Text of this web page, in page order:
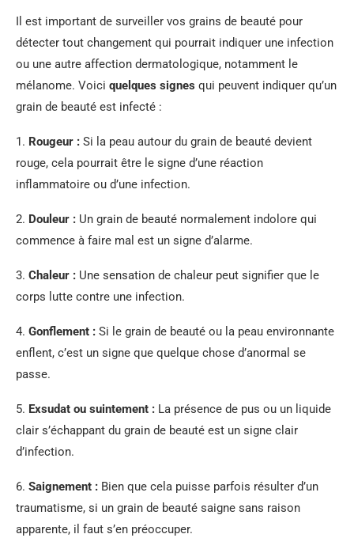
Il est important de surveiller vos grains de beauté pour
détecter tout changement qui pourrait indiquer une infection
ou une autre affection dermatologique, notamment le
mélanome. Voici quelques signes qui peuvent indiquer qu’un
grain de beauté est infecté :
1. Rougeur : Si la peau autour du grain de beauté devient
rouge, cela pourrait être le signe d’une réaction
inflammatoire ou d’une infection.
2. Douleur : Un grain de beauté normalement indolore qui
commence à faire mal est un signe d’alarme.
3. Chaleur : Une sensation de chaleur peut signifier que le
corps lutte contre une infection.
4. Gonflement : Si le grain de beauté ou la peau environnante
enflent, c’est un signe que quelque chose d’anormal se
passe.
5. Exsudat ou suintement : La présence de pus ou un liquide
clair s’échappant du grain de beauté est un signe clair
d’infection.
6. Saignement : Bien que cela puisse parfois résulter d’un
traumatisme, si un grain de beauté saigne sans raison
apparente, il faut s’en préoccuper.